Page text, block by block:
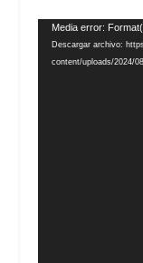
Reproductor
de
vídeo
Media error:
Descargar archivo:
content/uploads/2024/